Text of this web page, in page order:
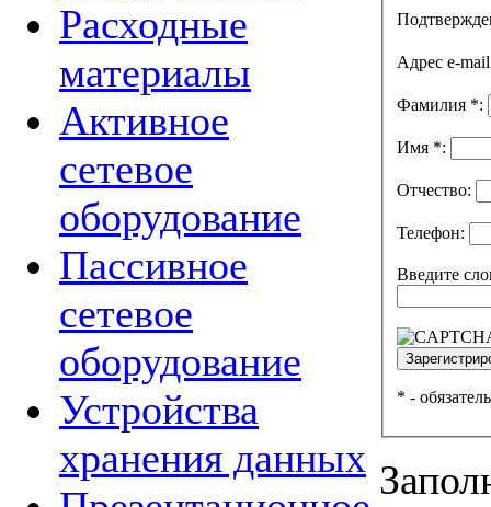
Расходные
материалы
Активное
сетевое
оборудование
Пассивное
сетевое
оборудование
Устройства
хранения данных
Адрес e-
Фамилия *:
Имя *:
Отчество:
Телефон:
Введите
* -